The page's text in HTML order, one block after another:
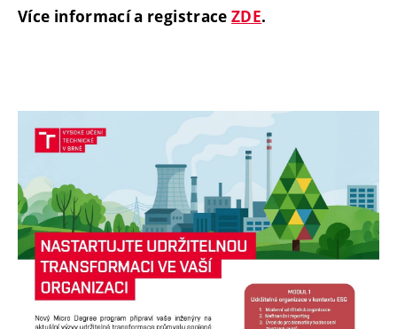
Více informací a registraceZDE.